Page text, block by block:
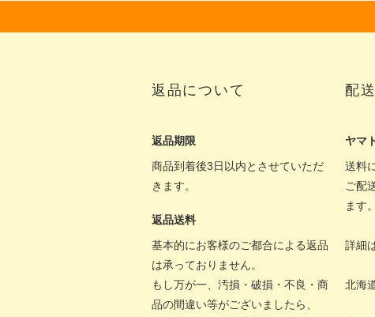
返品について
返品期限
商品到着後3日以内とさせていただ
きます。
返品送料
基本的にお客様のご都合による返品
は承っておりません。
もし万が一、汚損・破損・不良・商
品の間違い等がございましたら、
配
ヤマ
送料
ご配
ます。
詳細
北海